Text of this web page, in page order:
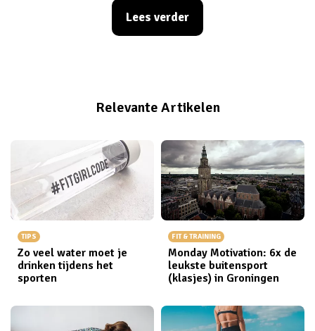
eindigen met een saaie bak kwark of droge kipreep.
Daarom: 10 eiwitrijke snacks die echt lekker zijn. Geen
Lees verder
Relevante Artikelen
TIPS
Zo veel water moet je
drinken tijdens het
sporten
FIT & TRAINING
Monday Motivation: 6x de
leukste buitensport
(klasjes) in Groningen